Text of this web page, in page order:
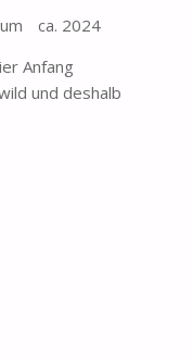
ca. 2024
Anfang
und deshalb